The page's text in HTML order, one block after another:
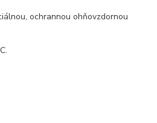
ochrannou ohňovzdornou